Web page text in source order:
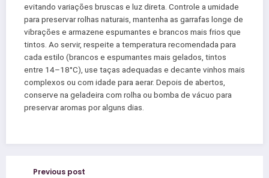
evitando variações bruscas e luz direta. Controle a umidade
para preservar rolhas naturais, mantenha as garrafas longe de
vibrações e armazene espumantes e brancos mais frios que
tintos. Ao servir, respeite a temperatura recomendada para
cada estilo (brancos e espumantes mais gelados, tintos
entre 14–18°C), use taças adequadas e decante vinhos mais
complexos ou com idade para aerar. Depois de abertos,
conserve na geladeira com rolha ou bomba de vácuo para
preservar aromas por alguns dias.
Previous post